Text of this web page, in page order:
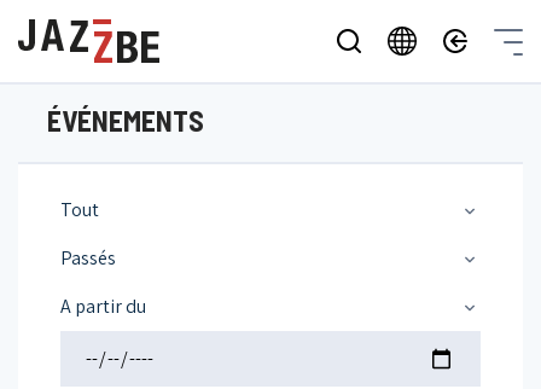
ÉVÉNEMENTS
Tout
Passés
A partir du